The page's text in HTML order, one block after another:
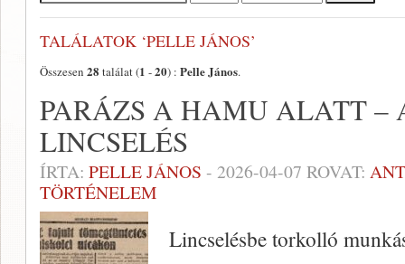
TALÁLATOK ‘PELLE JÁNOS’
Összesen 28 találat (1 -20) : Pelle János.
PARÁZS A HAMU ALATT –
LINCSELÉS
ÍRTA: PELLE JÁNOS - 2026-04-07 ROVAT:
TÖRTÉNELEM
Lincselésbe torkolló